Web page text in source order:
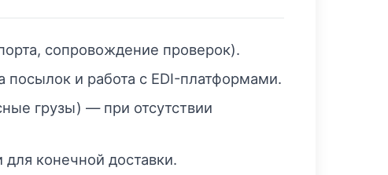
сопровождение проверок).
посылок и работа с EDI-платформами.
грузы) — при отсутствии
конечной доставки.